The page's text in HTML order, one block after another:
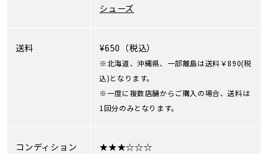
シューズ
送料 ¥650（税込）
※北海道、沖縄県、一部離島は送料￥890(税
込)となります。
※一度に複数店舗からご購入の場合、送料は
1回分のみとなります。
コンディション
★★★☆☆☆